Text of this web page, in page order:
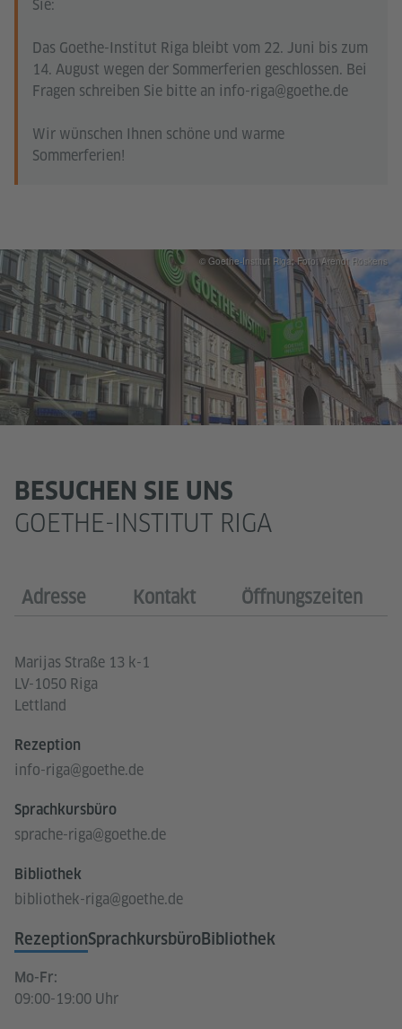
Sie:
Das Goethe-Institut Riga bleibt vom 22. Juni bis zum
14. August wegen der Sommerferien geschlossen. Bei
Fragen schreiben Sie bitte an info-riga@goethe.de
Wir wünschen Ihnen schöne und warme
Sommerferien!
BESUCHEN SIE UNS
GOETHE-INSTITUT RIGA
Adresse Kontakt Öffnungszeiten
Marijas Straße 13 k-1
LV-1050 Riga
Lettland
Rezeption
info-riga@goethe.de
Sprachkursbüro
sprache-riga@goethe.de
Bibliothek
bibliothek-riga@goethe.de
RezeptionSprachkursbüroBibliothek
Mo-Fr:
09:00-19:00 Uhr
© Goethe-Institut Riga; Foto: Arendt Röskens